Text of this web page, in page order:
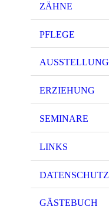
ZÄHNE
PFLEGE
AUSSTELLUNG
ERZIEHUNG
SEMINARE
LINKS
DATENSCHUTZ
GÄSTEBUCH